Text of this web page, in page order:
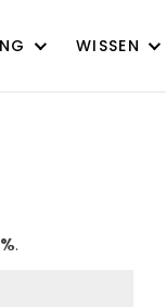
WISSEN
.